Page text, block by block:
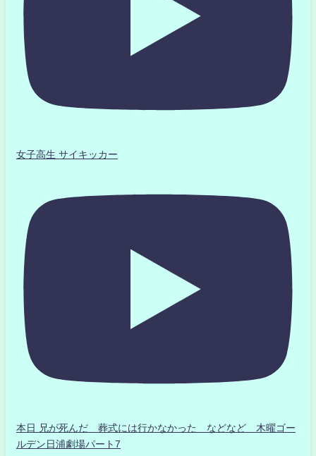
女子高生 サイキッカー
本日 兄が死んだ 葬式には行かなかった などなど 木曜ゴー
ルデン日浦劇場パート7